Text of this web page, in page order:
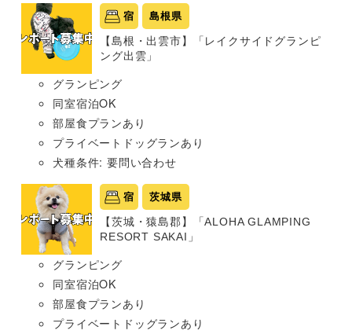
宿 島根県
【島根・出雲市】「レイクサイドグランピ
ング出雲」
グランピング
同室宿泊OK
部屋食プランあり
プライベートドッグランあり
犬種条件: 要問い合わせ
宿 茨城県
【茨城・猿島郡】「ALOHA GLAMPING
RESORT SAKAI」
グランピング
同室宿泊OK
部屋食プランあり
プライベートドッグランあり